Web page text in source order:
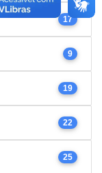
17
9
19
22
25